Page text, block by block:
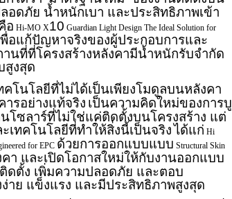
ดภัย น้ำหนักเบา และประสิทธิภาพเข้า
อ Hi-MO X10 Guardian Light Design The Ideal Solution for
อแก้ปัญหาจริงของผู้ประกอบการและ
นที่ที่โครงสร้างหลังคามีน้ำหนักรับจำกัด
สูงสุด
โนโลยีที่ไม่ได้เป็นเพียงโมดูลบนหลังคา
รอย่างแท้จริง เป็นความคิดใหม่ของการบู
โซลาร์ที่ไม่ใช่แค่ติดตั้งบนโครงสร้าง แต่
เทคโนโลยีที่ทำให้สิ่งนี้เป็นจริงได้แก่ Hi
for EPC ด้วยการออกแบบแบบ Structural Skin
า และเปิดโอกาสใหม่ให้กับงานออกแบบ
ดตั้ง เพิ่มความปลอดภัย และตอบ
าย แข็งแรง และมีประสิทธิภาพสูงสุด